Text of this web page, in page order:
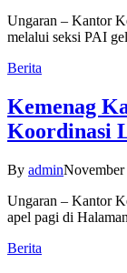
Ungaran – Kantor
melalui seksi PAI
Berita
Kemenag
Koordinasi
By admin
Ungaran – Kantor
apel pagi di
Berita